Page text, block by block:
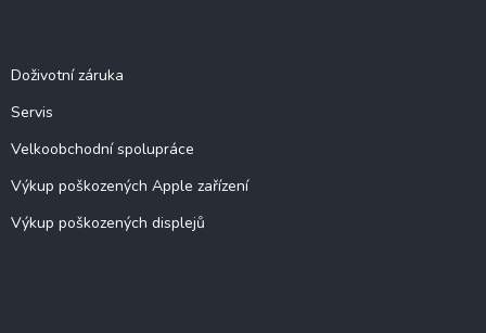
Doživotní záruka
Servis
Velkoobchodní spolupráce
Výkup poškozených Apple zařízení
Výkup poškozených displejů